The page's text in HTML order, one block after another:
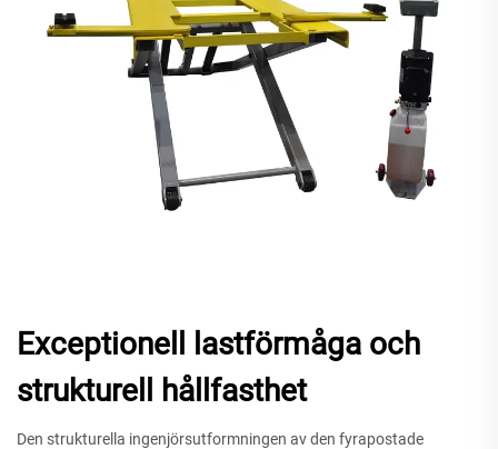
Exceptionell lastförmåga och
strukturell hållfasthet
Den strukturella ingenjörsutformningen av den fyrapostade